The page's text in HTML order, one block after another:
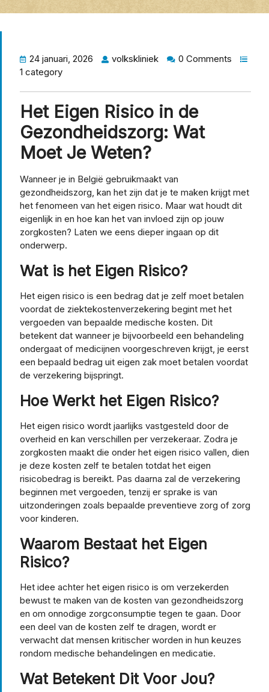
24 januari, 2026 volkskliniek
0 Comments
1 category
Het Eigen Risico in de
Gezondheidszorg: Wat
Moet Je Weten?
Wanneer je in België gebruikmaakt van
gezondheidszorg, kan het zijn dat je te maken krijgt met
het fenomeen van het eigen risico. Maar wat houdt dit
eigenlijk in en hoe kan het van invloed zijn op jouw
zorgkosten? Laten we eens dieper ingaan op dit
onderwerp.
Wat is het Eigen Risico?
Het eigen risico is een bedrag dat je zelf moet betalen
voordat de ziektekostenverzekering begint met het
vergoeden van bepaalde medische kosten. Dit
betekent dat wanneer je bijvoorbeeld een behandeling
ondergaat of medicijnen voorgeschreven krijgt, je eerst
een bepaald bedrag uit eigen zak moet betalen voordat
de verzekering bijspringt.
Hoe Werkt het Eigen Risico?
Het eigen risico wordt jaarlijks vastgesteld door de
overheid en kan verschillen per verzekeraar. Zodra je
zorgkosten maakt die onder het eigen risico vallen, dien
je deze kosten zelf te betalen totdat het eigen
risicobedrag is bereikt. Pas daarna zal de verzekering
beginnen met vergoeden, tenzij er sprake is van
uitzonderingen zoals bepaalde preventieve zorg of zorg
voor kinderen.
Waarom Bestaat het Eigen
Risico?
Het idee achter het eigen risico is om verzekerden
bewust te maken van de kosten van gezondheidszorg
en om onnodige zorgconsumptie tegen te gaan. Door
een deel van de kosten zelf te dragen, wordt er
verwacht dat mensen kritischer worden in hun keuzes
rondom medische behandelingen en medicatie.
Wat Betekent Dit Voor Jou?